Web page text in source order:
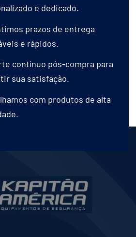
e dedicado.
prazos de entrega
e rápidos.
contínuo pós-compra para
sua satisfação.
com produtos de alta